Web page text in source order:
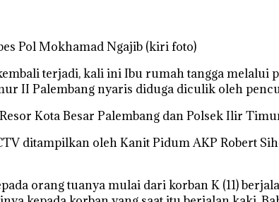
Pol Mokhamad Ngajib (kiri foto)
terjadi, kali ini Ibu rumah tangga melalui
II Palembang nyaris diduga diculik oleh
Kota Besar Palembang dan Polsek Ilir
ditampilkan oleh Kanit Pidum AKP Robert
orang tuanya mulai dari korban K (11)